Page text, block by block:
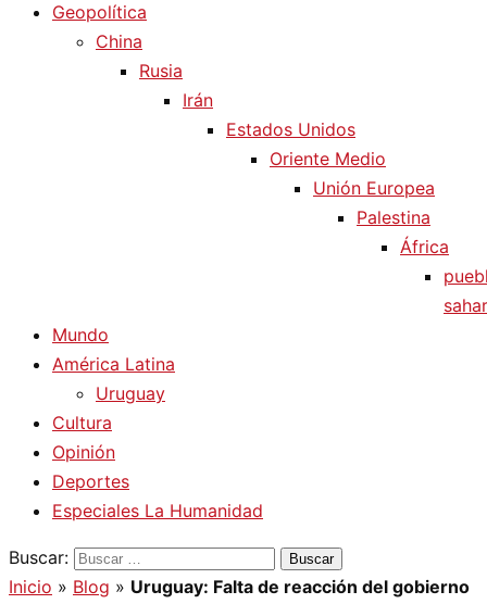
Geopolítica
China
Rusia
Irán
Estados Unidos
Oriente Medio
Unión Europea
Palestina
África
Mundo
América Latina
Uruguay
Cultura
Opinión
Deportes
Especiales La Humanidad
Buscar:
Inicio » Blog » Uruguay: Falta de reacción del gobierno